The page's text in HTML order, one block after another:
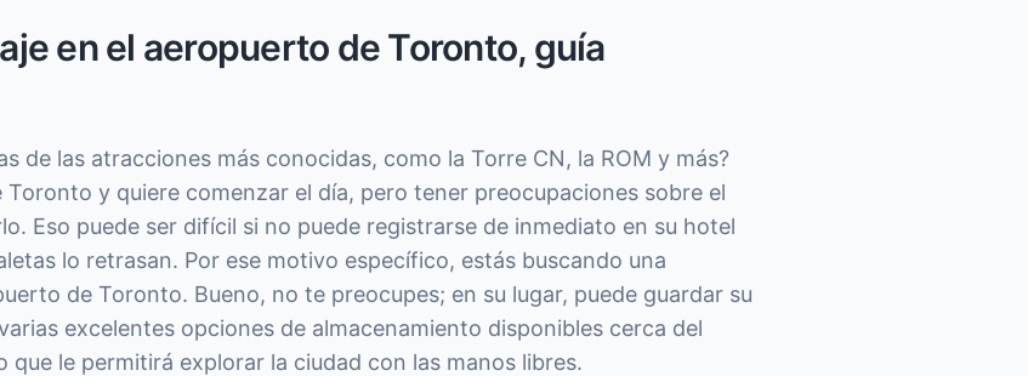
en el aeropuerto de Toronto, guía
de las atracciones más conocidas, como la Torre CN, la ROM y más?
y quiere comenzar el día, pero tener preocupaciones sobre el
Eso puede ser difícil si no puede registrarse de inmediato en su hotel
lo retrasan. Por ese motivo específico, estás buscando una
de Toronto. Bueno, no te preocupes; en su lugar, puede guardar su
excelentes opciones de almacenamiento disponibles cerca del
le permitirá explorar la ciudad con las manos libres.